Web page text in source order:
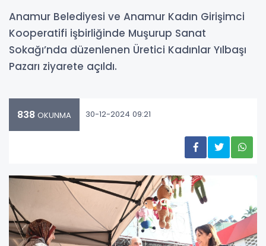
Anamur Belediyesi ve Anamur Kadın Girişimci
Kooperatifi işbirliğinde Muşurup Sanat
Sokağı’nda düzenlenen Üretici Kadınlar Yılbaşı
Pazarı ziyarete açıldı.
838 OKUNMA 30-12-2024 09:21